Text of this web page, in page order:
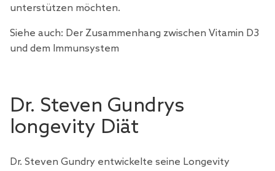
unterstützen möchten.
Siehe auch: Der Zusammenhang zwischen Vitamin D3
und dem Immunsystem
Dr. Steven Gundrys
longevity Diät
Dr. Steven Gundry entwickelte seine Longevity